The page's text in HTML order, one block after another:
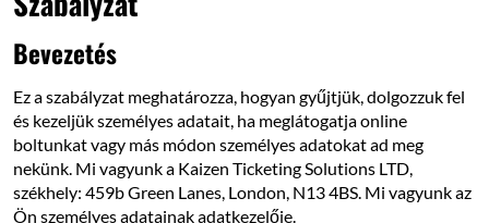
Bevezetés
Ez a szabályzat meghatározza, hogyan gyűjtjük, dolgozzuk fel
és kezeljük személyes adatait, ha meglátogatja online
boltunkat vagy más módon személyes adatokat ad meg
nekünk. Mi vagyunk a Kaizen Ticketing Solutions LTD,
székhely: 459b Green Lanes, London, N13 4BS. Mi vagyunk az
Ön személyes adatainak adatkezelője.